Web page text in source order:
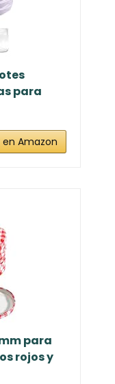
para
Amazon
para
rojos y